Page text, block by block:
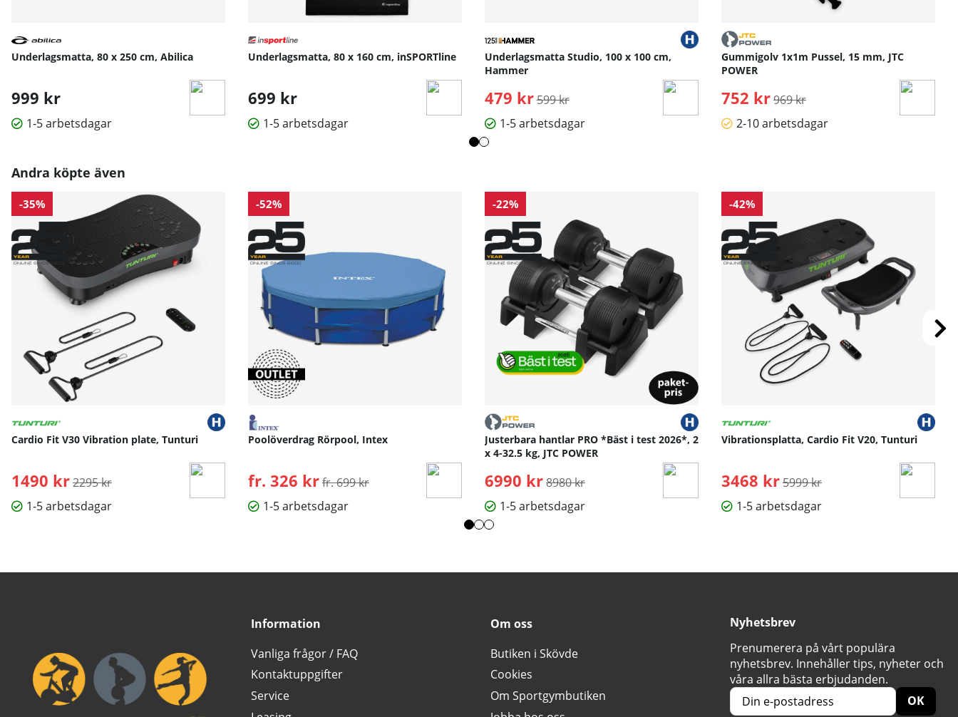
Underlagsmatta, 80 x 250 cm, Abilica
999 kr
1-5 arbetsdagar
Underlagsmatta, 80 x 160 cm, inSPORTline
699 kr
1-5 arbetsdagar
Underlagsmatta Studio, 100 x 100 cm,
Hammer
479 kr Ordinarie pris:
599 kr
1-5 arbetsdagar
Gummigolv 1x1m Pussel, 15 mm, JTC
POWER
752 kr Ordinarie pris:
969 kr
2-10 arbetsdagar
Andra köpte även
-35%
Cardio Fit V30 Vibration plate, Tunturi
1490 kr Ordinarie pris:
2295 kr
1-5 arbetsdagar
-52%
Poolöverdrag Rörpool, Intex
fr. 326 krOrdinarie pris:
fr. 699 kr
1-5 arbetsdagar
-22%
Justerbara hantlar PRO *Bäst i test 2026*, 2
x 4-32.5 kg, JTC POWER
6990 kr Ordinarie pris:
8980 kr
1-5 arbetsdagar
-42%
Vibrationsplatta, Cardio Fit V20, Tunturi
3468 kr Ordinarie pris:
5999 kr
1-5 arbetsdagar
Information
Vanliga frågor / FAQ
Kontaktuppgifter
Service
Om oss
Butiken i Skövde
Cookies
Om Sportgymbutiken
Nyhetsbrev
Prenumerera på vårt populära
nyhetsbrev. Innehåller tips, nyheter och
våra allra bästa erbjudanden.
OK